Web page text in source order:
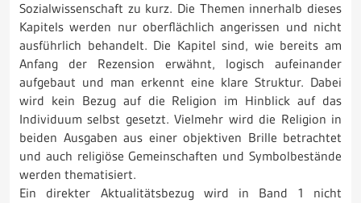
Sozialwissenschaft zu kurz. Die Themen innerhalb dieses
Kapitels werden nur oberflächlich angerissen und nicht
ausführlich behandelt. Die Kapitel sind, wie bereits am
Anfang der Rezension erwähnt, logisch aufeinander
aufgebaut und man erkennt eine klare Struktur. Dabei
wird kein Bezug auf die Religion im Hinblick auf das
Individuum selbst gesetzt. Vielmehr wird die Religion in
beiden Ausgaben aus einer objektiven Brille betrachtet
und auch religiöse Gemeinschaften und Symbolbestände
werden thematisiert.
Ein direkter Aktualitätsbezug wird in Band 1 nicht